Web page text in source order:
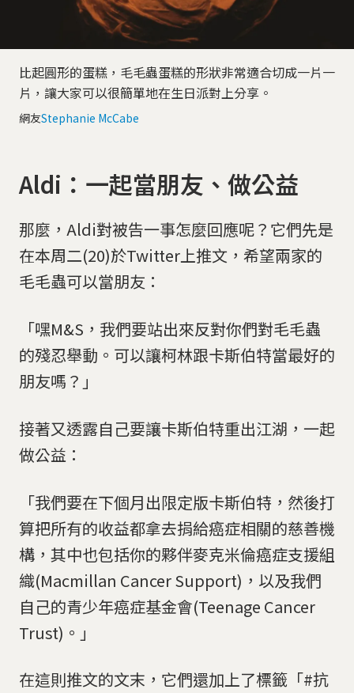
比起圓形的蛋糕，毛毛蟲蛋糕的形狀非常適合切成一片一
片，讓大家可以很簡單地在生日派對上分享。
網友Stephanie McCabe
Aldi：一起當朋友、做公益
那麼，Aldi對被告一事怎麼回應呢？它們先是
在本周二(20)於Twitter上推文，希望兩家的
毛毛蟲可以當朋友：
「嘿M&S，我們要站出來反對你們對毛毛蟲
的殘忍舉動。可以讓柯林跟卡斯伯特當最好的
朋友嗎？」
接著又透露自己要讓卡斯伯特重出江湖，一起
做公益：
「我們要在下個月出限定版卡斯伯特，然後打
算把所有的收益都拿去捐給癌症相關的慈善機
構，其中也包括你的夥伴麥克米倫癌症支援組
織(Macmillan Cancer Support)，以及我們
自己的青少年癌症基金會(Teenage Cancer
Trust)。」
在這則推文的文末，它們還加上了標籤「#抗